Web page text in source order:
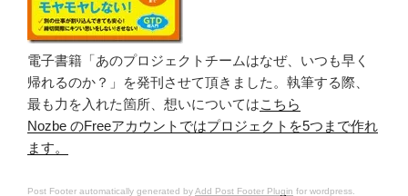
電子書籍「あのプロジェクトチームはなぜ、いつも早く
帰れるのか？」を発刊させて頂きました。執筆する際、
最も力を入れた箇所、想いについてはこちら
Nozbe のFreeアカウントではプロジェクトを5つまで作れ
ます。
Post Footer automatically generated byAdd Post Footer Plugin for wordpress.